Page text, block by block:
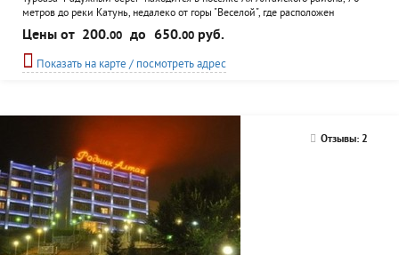
метров до реки Катунь, недалеко от горы "Веселой", где расположен
комплекс зимних развлечений "Гора Веселая", озера Ая и скалы "Чертов
Палец". К услугам гостей летние домики, на три двухместных номера, в
каждом - две кровати, тумбочка и водопровод; и благоустроенный теплый
дом, с...
Цены от 200.00 до 650.00 руб.
Показать на карте / посмотреть адрес
Отзывы: 2